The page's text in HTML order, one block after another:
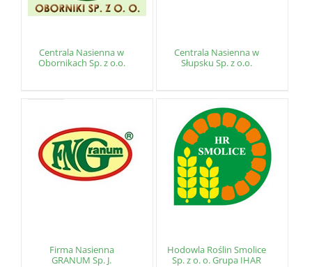
Centrala Nasienna w
Obornikach Sp. z o.o.
Centrala Nasienna w
Słupsku Sp. z o.o.
Firma Nasienna
GRANUM Sp. J.
Hodowla Roślin Smolice
Sp. z o. o. Grupa IHAR